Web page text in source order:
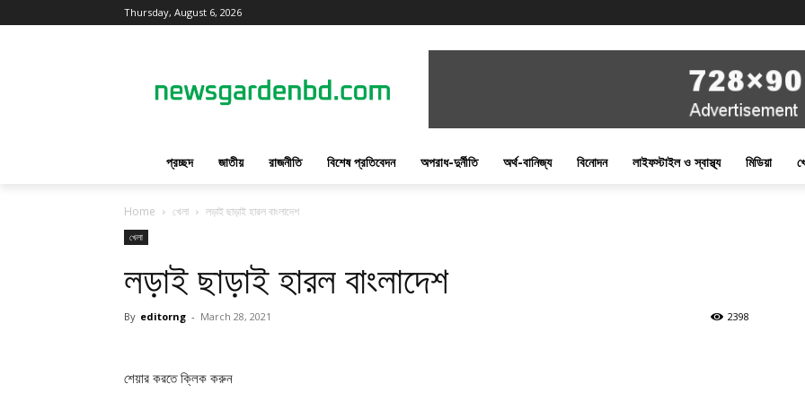
Thursday, August 6, 2026
প্রচ্ছদ জাতীয় রাজনীতি বিশেষ প্রতিবেদন অপরাধ-দুর্নীতি অর্থ-বানিজ্য বিনোদন লাইফস্টাইল ও স্বাস্থ্য মিডিয়া
Home খেলা লড়াই ছাড়াই হারল বাংলাদেশ
খেলা
লড়াই ছাড়াই হারল বাংলাদেশ
By editorng - March 28, 2021 2398
শেয়ার করতে ক্লিক করুন